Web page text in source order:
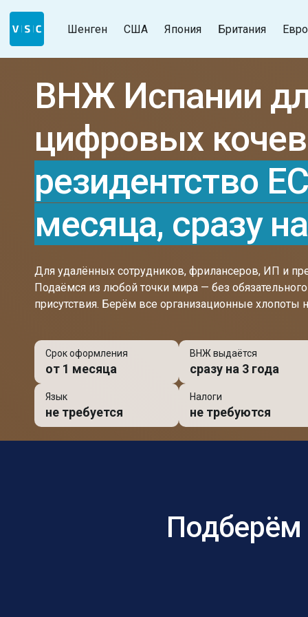
Шенген США Япония Британия
ВНЖ Испании
цифровых
резидентство
месяца, сразу
Для удалённых сотрудников, фрилансеров, ИП и
Подаёмся из любой точки мира — без
присутствия. Берём все организационные хлопоты
Срок оформления
от 1 месяца
ВНЖ выдаётся
сразу на 3 года
Язык
не требуется
Налоги
не требуются
Подберём